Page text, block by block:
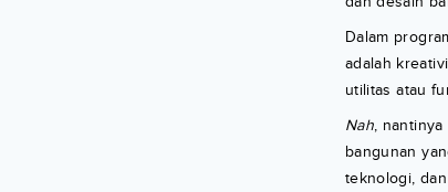
Dalam
adalah
utilitas atau
Nah,
bangunan
teknologi,